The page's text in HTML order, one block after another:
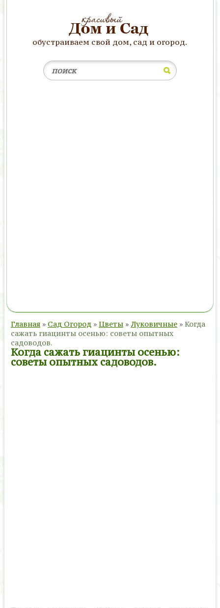
обустраиваем свой дом, сад и огород.
Главная » Сад Огород » Цветы » Луковичные » Когда
сажать гиацинты осенью: советы опытных
садоводов.
Когда сажать гиацинты осенью:
советы опытных садоводов.